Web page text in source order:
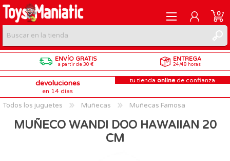
REGISTRARME
INICIAR SESIÓN
0
ENVÍO GRATIS
a partir de 30 €
ENTREGA
24/48 horas
devoluciones
en 14 días
tu tienda online de confianza
Todos los juguetes Muñecas Muñecas Famosa
MUÑECO WANDI DOO HAWAIIAN 20
CM